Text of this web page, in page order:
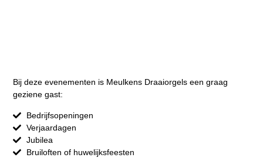
Bij deze evenementen is Meulkens Draaiorgels een graag
geziene gast:
Bedrijfsopeningen
Verjaardagen
Jubilea
Bruiloften of huwelijksfeesten